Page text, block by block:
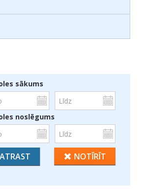
sākums
noslēgums
ATRAST NOTĪRĪT